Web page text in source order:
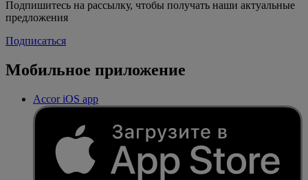
Подпишитесь на рассылку, чтобы получать наши актуальные
предложения
Подписаться
Мобильное приложение
Accor iOS app